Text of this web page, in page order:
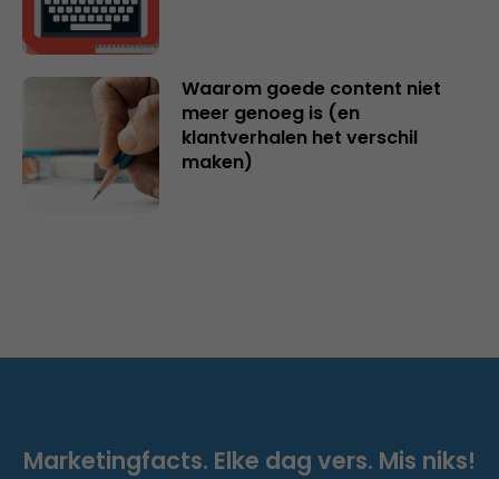
Waarom goede content niet
meer genoeg is (en
klantverhalen het verschil
maken)
Marketingfacts. Elke dag vers. Mis niks!